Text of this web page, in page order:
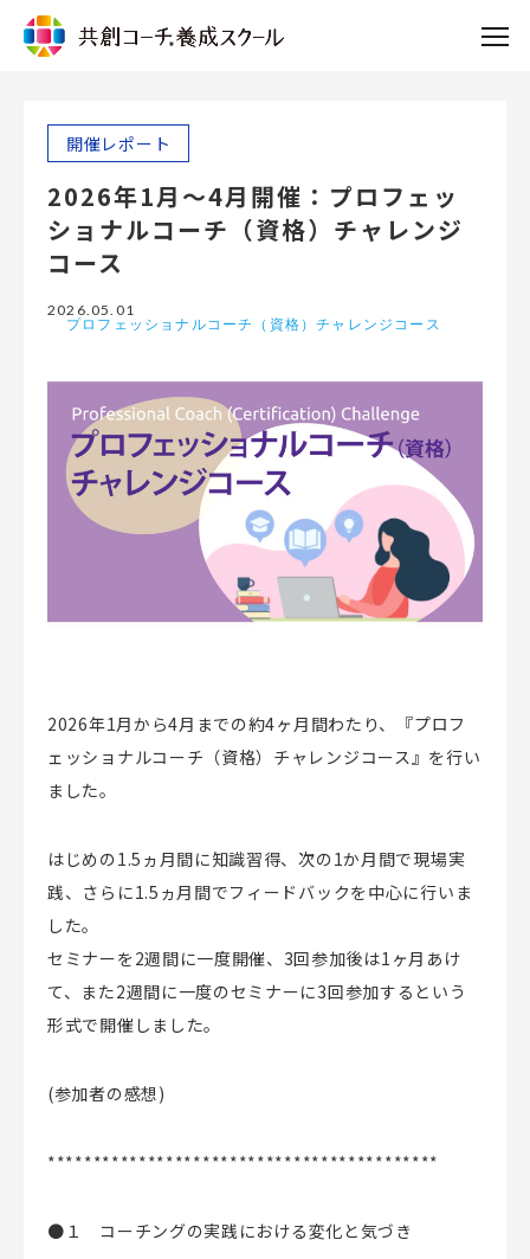
開催レポート
2026年1月～4月開催：プロフェッ
ショナルコーチ（資格）チャレンジ
コース
2026.05.01
プロフェッショナルコーチ（資格）チャレンジコース
2026年1月から4月までの約4ヶ月間わたり、『プロフ
ェッショナルコーチ（資格）チャレンジコース』を行い
ました。
はじめの1.5ヵ月間に知識習得、次の1か月間で現場実
践、さらに1.5ヵ月間でフィードバックを中心に行いま
した。
セミナーを2週間に一度開催、3回参加後は1ヶ月あけ
て、また2週間に一度のセミナーに3回参加するという
形式で開催しました。
(参加者の感想)
*******************************************
● １ コーチングの実践における変化と気づき